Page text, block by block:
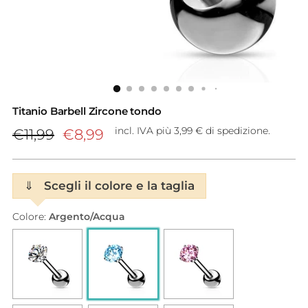
Titanio Barbell Zircone tondo
Prezzo
listino
€11,99 €8,99 incl. IVA più 3,99 € di spedizione.
⇓ Scegli il colore e la taglia
Colore: Argento/Acqua